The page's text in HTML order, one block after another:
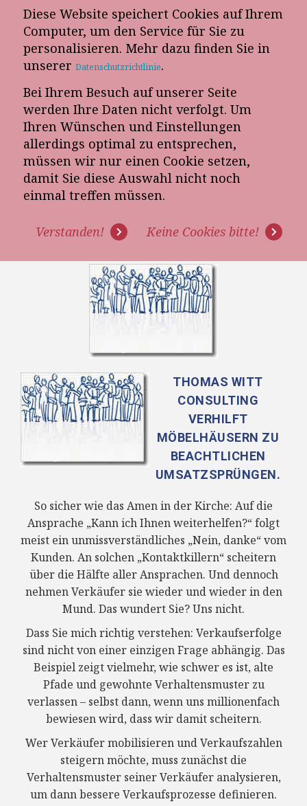
Diese Website speichert Cookies auf Ihrem
Computer, um den Service für Sie zu
personalisieren. Mehr dazu finden Sie in
unserer Datenschutzrichtlinie.
Bei Ihrem Besuch auf unserer Seite
werden Ihre Daten nicht verfolgt. Um
Ihren Wünschen und Einstellungen
allerdings optimal zu entsprechen,
müssen wir nur einen Cookie setzen,
damit Sie diese Auswahl nicht noch
einmal treffen müssen.
Verstanden! Keine Cookies bitte!
E-Mail-Newsletter
Telefon-Termin
MACHT IHR UNTERNEHMEN
GENUG UMSATZ AUS DER
TEUREN BESUCHERFREQUENZ?
THOMAS WITT
CONSULTING
VERHILFT
MÖBELHÄUSERN ZU
BEACHTLICHEN
UMSATZSPRÜNGEN.
So sicher wie das Amen in der Kirche: Auf die
Ansprache „Kann ich Ihnen weiterhelfen?“ folgt
meist ein unmissverständliches „Nein, danke“ vom
Kunden. An solchen „Kontaktkillern“ scheitern
über die Hälfte aller Ansprachen. Und dennoch
nehmen Verkäufer sie wieder und wieder in den
Mund. Das wundert Sie? Uns nicht.
Dass Sie mich richtig verstehen: Verkaufserfolge
sind nicht von einer einzigen Frage abhängig. Das
Beispiel zeigt vielmehr, wie schwer es ist, alte
Pfade und gewohnte Verhaltensmuster zu
verlassen – selbst dann, wenn uns millionenfach
bewiesen wird, dass wir damit scheitern.
Wer Verkäufer mobilisieren und Verkaufszahlen
steigern möchte, muss zunächst die
Verhaltensmuster seiner Verkäufer analysieren,
um dann bessere Verkaufsprozesse definieren.